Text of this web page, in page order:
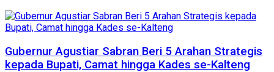
Gubernur Agustiar Sabran Beri 5 Arahan Strategis
kepada Bupati, Camat hingga Kades se-Kalteng